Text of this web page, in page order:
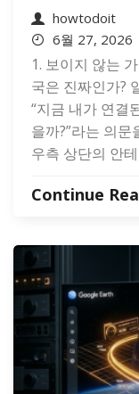
howtodoit
6월 27, 2026
1. 보이지 않는
국은 진짜인가?
“지금 내가 연결
을까?”라는 의
우측 상단의 안
Continue